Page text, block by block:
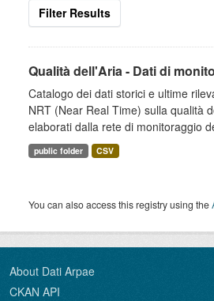
Filter Results
Qualità dell'Aria - Dati di
Catalogo dei dati storici e ultime
NRT (Near Real Time) sulla qualità
elaborati dalla rete di monitoraggio
public folder CSV
You can also access this registry using the
About Dati Arpae
CKAN API